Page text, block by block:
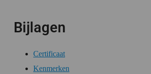
Bijlagen
Certificaat
Kenmerken